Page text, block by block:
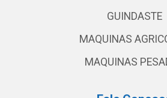
GUINDASTE
MAQUINAS
MAQUINAS